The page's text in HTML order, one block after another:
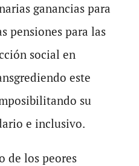
ganancias para
pensiones para las
social en
este
su
e inclusivo.
de los peores